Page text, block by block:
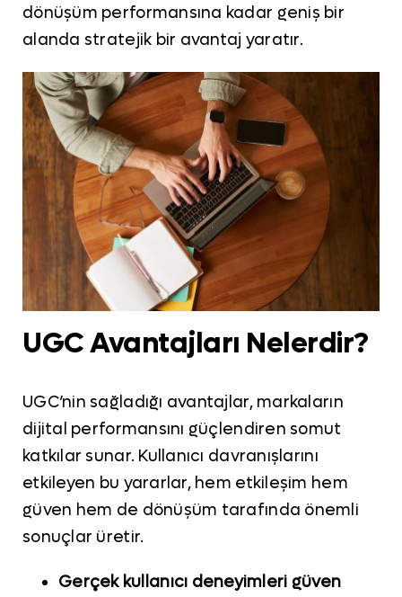
dönüşüm performansına kadar geniş bir
alanda stratejik bir avantaj yaratır.
UGC Avantajları Nelerdir?
UGC’nin sağladığı avantajlar, markaların
dijital performansını güçlendiren somut
katkılar sunar. Kullanıcı davranışlarını
etkileyen bu yararlar, hem etkileşim hem
güven hem de dönüşüm tarafında önemli
sonuçlar üretir.
Gerçek kullanıcı deneyimleri güven